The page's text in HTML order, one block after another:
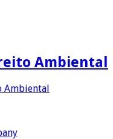
Ambiental